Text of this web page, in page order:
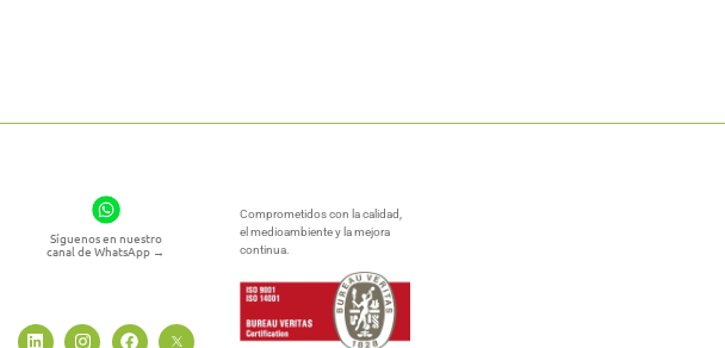
Síguenos en nuestro
canal de WhatsApp →
Comprometidos con la calidad,
el medioambiente y la mejora
continua.